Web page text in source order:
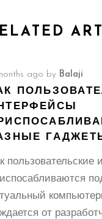
ago by Balaji
пользовательские
от